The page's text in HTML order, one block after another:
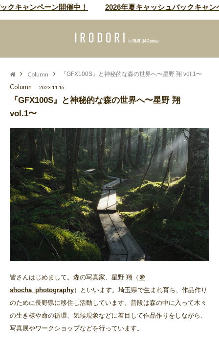
ンペーン開催中！ 2026年夏キャッシュバックキャンペー
Column 『GFX100S』と神秘的な森の世界へ〜星野 翔 vol.1〜
Column 2023.11.16
『GFX100S』と神秘的な森の世界へ〜星野 翔
vol.1〜
皆さんはじめまして。森の写真家、星野 翔（ ＠
shocha_photography）といいます。埼玉県で生まれ育ち、作品作り
のために長野県に移住し活動しています。普段は森の中に入って木々
の生き様や命の循環、気候現象などに着目して作品作りをしながら、
写真展やワークショップなどを行っています。